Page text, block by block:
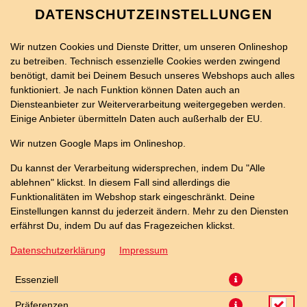
20ER SALAMI PIZZA
DATENSCHUTZEINSTELLUNGEN
Wir nutzen Cookies und Dienste Dritter, um unseren Onlineshop
zu betreiben. Technisch essenzielle Cookies werden zwingend
benötigt, damit bei Deinem Besuch unseres Webshops auch alles
funktioniert. Je nach Funktion können Daten auch an
Diensteanbieter zur Weiterverarbeitung weitergegeben werden.
Einige Anbieter übermitteln Daten auch außerhalb der EU.
Wir nutzen Google Maps im Onlineshop.
Du kannst der Verarbeitung widersprechen, indem Du "Alle
ablehnen" klickst. In diesem Fall sind allerdings die
Funktionalitäten im Webshop stark eingeschränkt. Deine
Einstellungen kannst du jederzeit ändern. Mehr zu den Diensten
erfährst Du, indem Du auf das Fragezeichen klickst.
Datenschutzerklärung Impressum
Essenziell